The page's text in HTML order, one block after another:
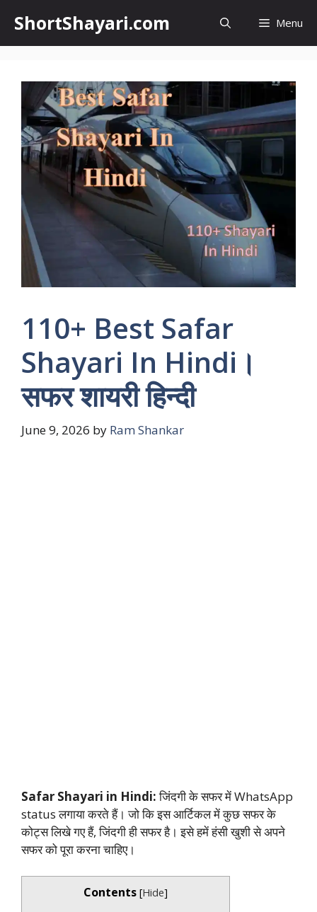
content
ShortShayari.com Menu
110+ Best Safar
Shayari In Hindi।
सफर शायरी हिन्दी
June 9, 2026 by Ram Shankar
Safar Shayari in Hindi:जिंदगी के सफर में WhatsApp
status लगाया करते हैं। जो कि इस आर्टिकल में कुछ सफर के
कोट्स लिखे गए हैं, जिंदगी ही सफर है। इसे हमें हंसी खुशी से अपने
सफर को पूरा करना चाहिए।
Contents [Hide]